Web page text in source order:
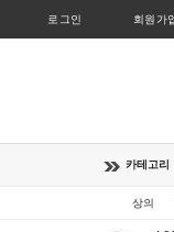
로그인 회원가
카테고리
상의